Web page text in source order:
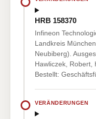
HRB 158370
Infineon
Landkreis
Neubiberg).
Hawliczek, Robert,
Bestellt:
VERÄNDERUNGEN